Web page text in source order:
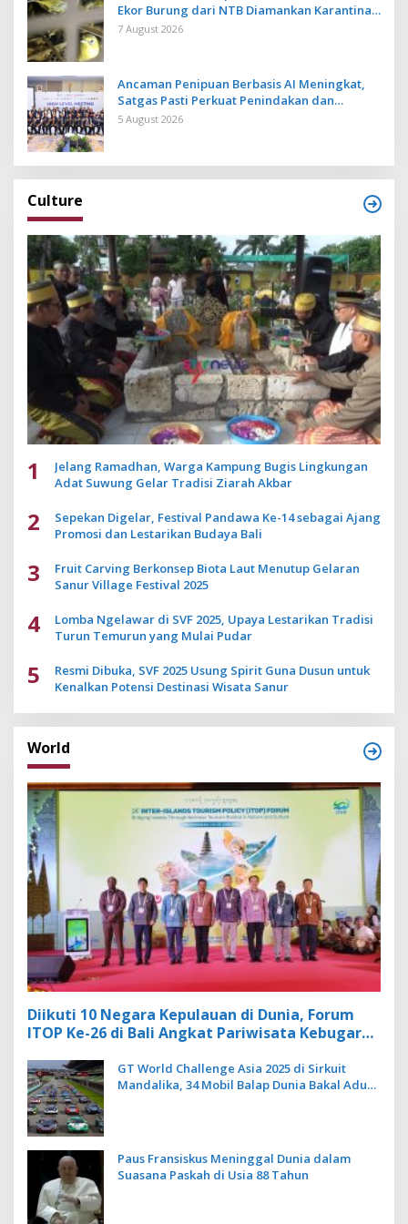
Ekor Burung dari NTB Diamankan Karantina
Bali
7 August 2026
Ancaman Penipuan Berbasis AI Meningkat,
Satgas Pasti Perkuat Penindakan dan
Pengembangan Aplikasi Anti Penipuan
5 August 2026
Culture
1
Jelang Ramadhan, Warga Kampung Bugis Lingkungan
Adat Suwung Gelar Tradisi Ziarah Akbar
2
Sepekan Digelar, Festival Pandawa Ke-14 sebagai Ajang
Promosi dan Lestarikan Budaya Bali
3
Fruit Carving Berkonsep Biota Laut Menutup Gelaran
Sanur Village Festival 2025
4
Lomba Ngelawar di SVF 2025, Upaya Lestarikan Tradisi
Turun Temurun yang Mulai Pudar
5
Resmi Dibuka, SVF 2025 Usung Spirit Guna Dusun untuk
Kenalkan Potensi Destinasi Wisata Sanur
World
Diikuti 10 Negara Kepulauan di Dunia, Forum
ITOP Ke-26 di Bali Angkat Pariwisata Kebugaran
GT World Challenge Asia 2025 di Sirkuit
Mandalika, 34 Mobil Balap Dunia Bakal Adu
Paus Fransiskus Meninggal Dunia dalam
Suasana Paskah di Usia 88 Tahun